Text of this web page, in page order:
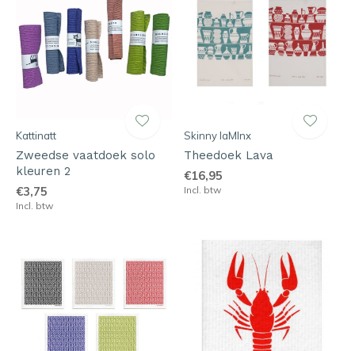
Kattinatt
Zweedse vaatdoek solo
kleuren 2
€3,75
Incl. btw
Skinny laMInx
Theedoek Lava
€16,95
Incl. btw